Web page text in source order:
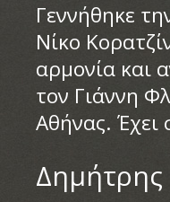
Γεννήθηκε
Νίκο
αρμονία και
τον Γιάννη
Αθήνας. Έχει